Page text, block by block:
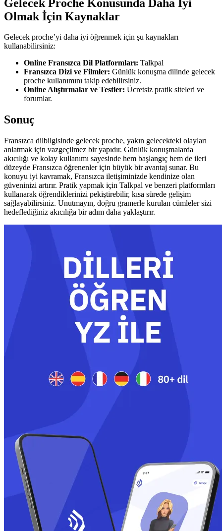
Gelecek Proche Konusunda Daha İyi
Olmak İçin Kaynaklar
Gelecek proche’yi daha iyi öğrenmek için şu kaynakları
kullanabilirsiniz:
Online Fransızca Dil Platformları: Talkpal
Fransızca Dizi ve Filmler: Günlük konuşma dilinde gelecek
proche kullanımını takip edebilirsiniz.
Online Alıştırmalar ve Testler: Ücretsiz pratik siteleri ve
forumlar.
Sonuç
Fransızca dilbilgisinde gelecek proche, yakın gelecekteki olayları
anlatmak için vazgeçilmez bir yapıdır. Günlük konuşmalarda
akıcılığı ve kolay kullanımı sayesinde hem başlangıç hem de ileri
düzeyde Fransızca öğrenenler için büyük bir avantaj sunar. Bu
konuyu iyi kavramak, Fransızca iletişiminizde kendinize olan
güveninizi artırır. Pratik yapmak için Talkpal ve benzeri platformları
kullanarak öğrendiklerinizi pekiştirebilir, kısa sürede gelişim
sağlayabilirsiniz. Unutmayın, doğru gramerle kurulan cümleler sizi
hedeflediğiniz akıcılığa bir adım daha yaklaştırır.